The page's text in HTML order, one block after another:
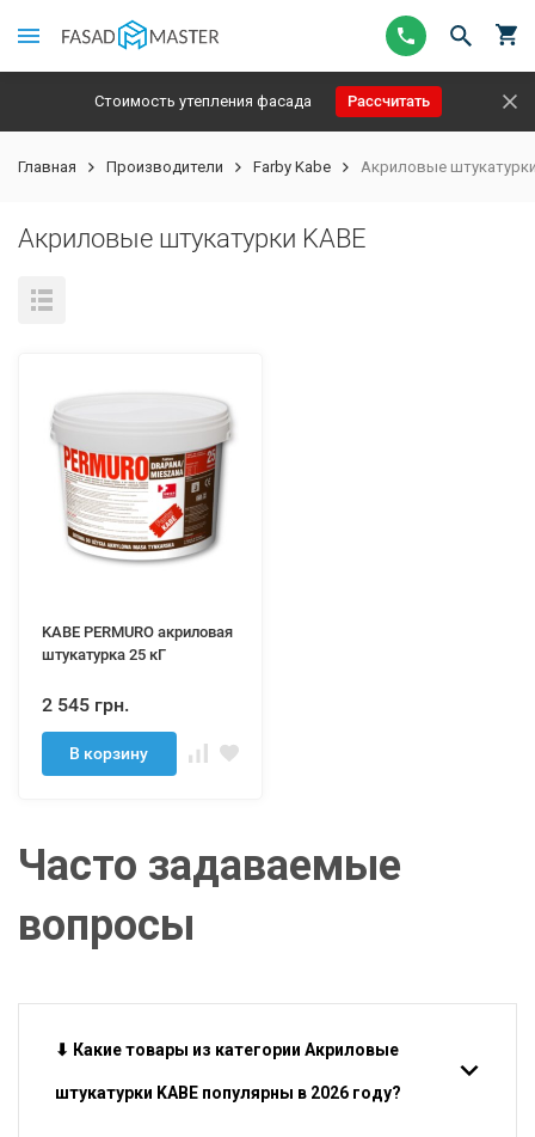
Стоимость утепления фасада Рассчитать
Главная Производители Farby Kabe Акриловые
Акриловые штукатурки KABE
KABE PERMURO акриловая
штукатурка 25 кГ
2 545 грн.
В корзину
Часто задаваемые
вопросы
⬇ Какие товары из категории Акриловые
штукатурки KABE популярны в 2026 году?